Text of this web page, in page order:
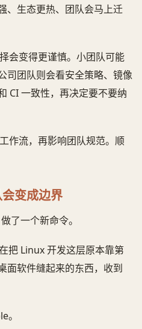
、生态更热、团队会马上迁
会变得更谨慎。小团队可能
司团队则会看安全策略、镜像
CI 一致性，再决定要不要纳
作流，再影响团队规范。顺
变成边界
了一个新命令。
把 Linux 开发这层原本靠第
面软件缝起来的东西，收到
。